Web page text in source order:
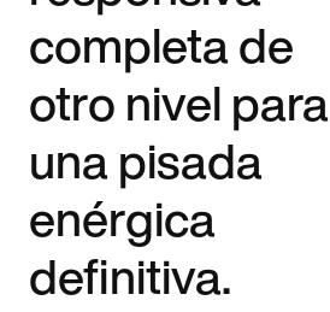
completa de
otro nivel para
una pisada
enérgica
definitiva.